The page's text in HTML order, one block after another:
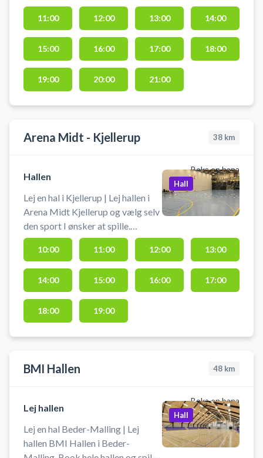
hallen.
11:00 12:00 13:00 14:00
15:00 16:00 17:00 18:00
19:00 20:00 21:00
Arena Midt - Kjellerup 38 km
Boka en bana
Hallen
Lej en hal i Kjellerup | Lej hallen i
Arena Midt Kjellerup og vælg selv
den sport I ønsker at spille.
Booking af hallen kan bl.a. bruges
til indendørs fodbold (uden
bander), pickleball og badminton.
Der er net og mål til rådighed. der
er gratis parkering lige ved Arena
Midt hallen i Kjellerup.
Hall
10:00 11:00 12:00 13:00
14:00 15:00 16:00 17:00
18:00 19:00
BMI Hallen 48 km
Boka en bana
Lej hallen
Lej en hal Beder-Malling | Lej
hallen BMI Hallen i Beder-
Hall